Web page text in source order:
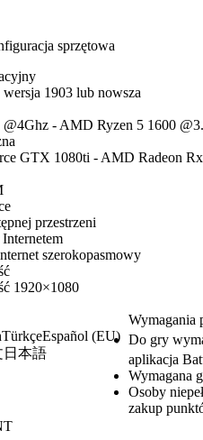
sprzętowa
1903 lub nowsza
- AMD Ryzen 5 1600
GTX 1080ti - AMD Radeon
przestrzeni
Internetem
szerokopasmowy
1920×1080
TürkçeEspañol (EU)
日本語
Wymagania
Do gry
aplikacja
Wymagana
Osoby
zakup